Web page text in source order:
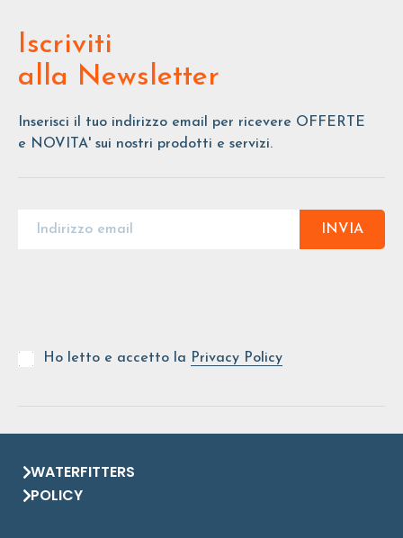
Iscriviti
alla Newsletter
Inserisci il tuo indirizzo email per ricevere OFFERTE
e NOVITA' sui nostri prodotti e servizi.
INVIA
Ho letto e accetto la Privacy Policy
WATERFITTERS
POLICY